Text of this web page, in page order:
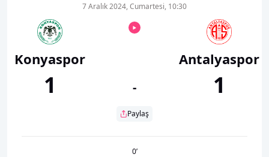
Konyaspor
1
7 Aralık 2024, Cumartesi, 10:30
-
Paylaş
Antalyaspor
1
0’